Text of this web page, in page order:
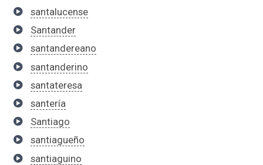
santalucense
Santander
santandereano
santanderino
santateresa
santería
Santiago
santiagueño
santiaguino